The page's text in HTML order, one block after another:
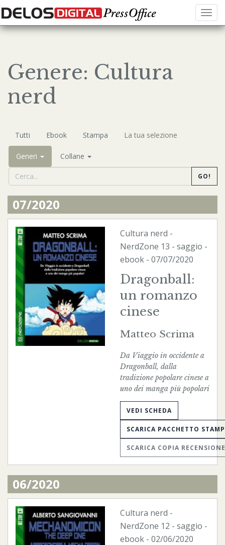
Menu
Genere: Cultura
nerd
Tutti Ebook Stampa La tua selezione
Generi Collane
GO!
07/2020
Cultura nerd -
NerdZone 13 - saggio -
ebook - 07/07/2020
Dragonball:
un romanzo
cinese
Matteo Scrima
Da Viaggio in occidente a
Dragonball, dalla
tradizione popolare cinese a
uno dei manga più popolari
VEDI SCHEDA
SCARICA PACCHETTO
SCARICA COPIA RECENSIONE
06/2020
Cultura nerd -
NerdZone 12 - saggio -
ebook - 02/06/2020